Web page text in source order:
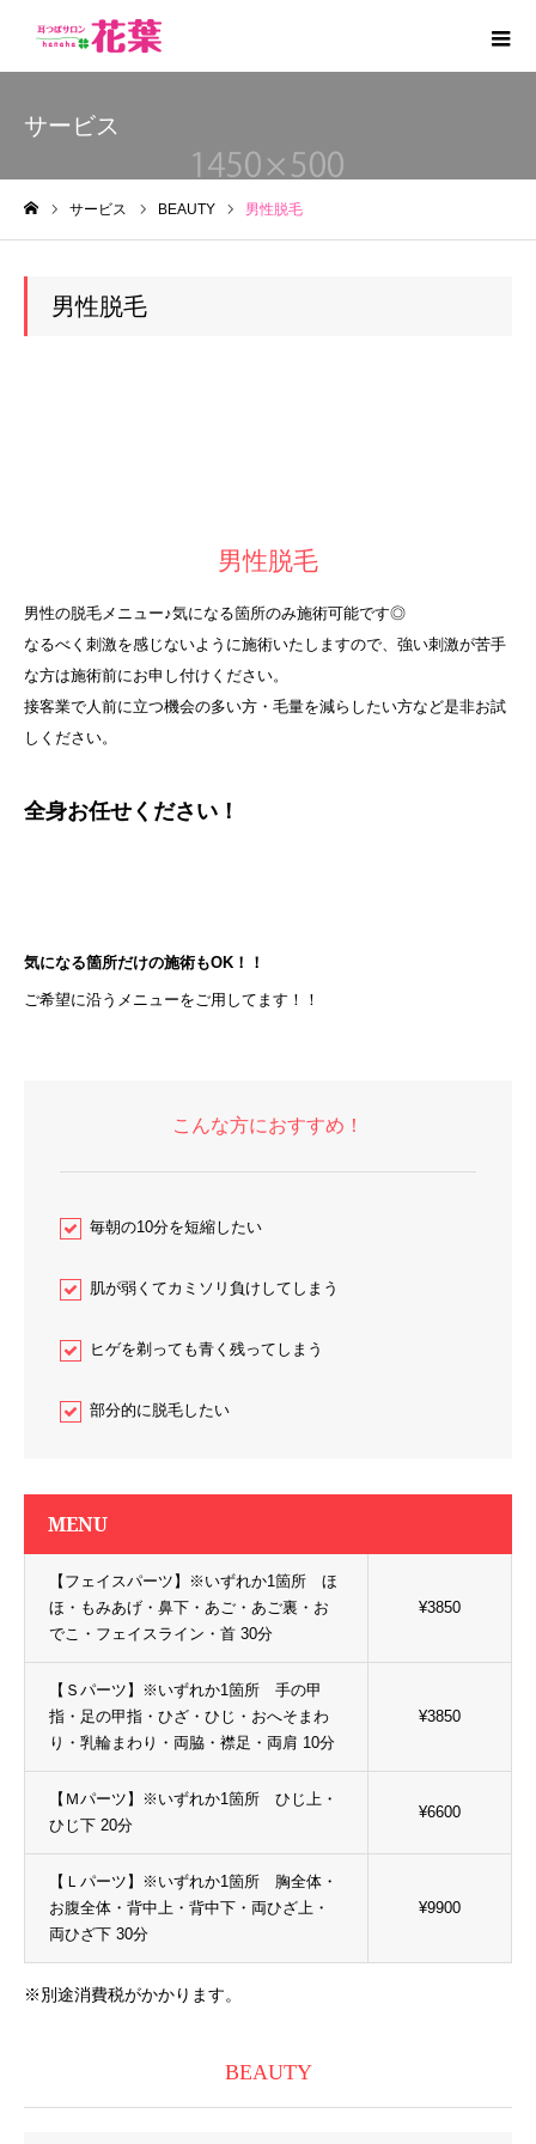
サービス
サービス BEAUTY 男性脱毛
男性脱毛
男性脱毛
男性の脱毛メニュー♪気になる箇所のみ施術可能です◎
なるべく刺激を感じないように施術いたしますので、強い刺激が苦手
な方は施術前にお申し付けください。
接客業で人前に立つ機会の多い方・毛量を減らしたい方など是非お試
しください。
全身お任せください！
気になる箇所だけの施術もOK！！
ご希望に沿うメニューをご用してます！！
こんな方におすすめ！
毎朝の10分を短縮したい
肌が弱くてカミソリ負けしてしまう
ヒゲを剃っても青く残ってしまう
部分的に脱毛したい
MENU
【フェイスパーツ】※いずれか1箇所 ほ
ほ・もみあげ・鼻下・あご・あご裏・お
でこ・フェイスライン・首 30分
¥3850
【Ｓパーツ】※いずれか1箇所 手の甲
指・足の甲指・ひざ・ひじ・おへそまわ
り・乳輪まわり・両脇・襟足・両肩 10分
¥3850
【Ｍパーツ】※いずれか1箇所 ひじ上・
ひじ下 20分
¥6600
【Ｌパーツ】※いずれか1箇所 胸全体・
お腹全体・背中上・背中下・両ひざ上・
両ひざ下 30分
¥9900
※別途消費税がかかります。
BEAUTY